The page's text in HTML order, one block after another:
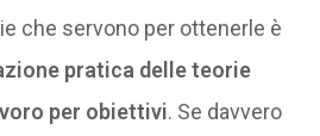
che servono per ottenerle è
pratica delle teorie
per obiettivi. Se davvero